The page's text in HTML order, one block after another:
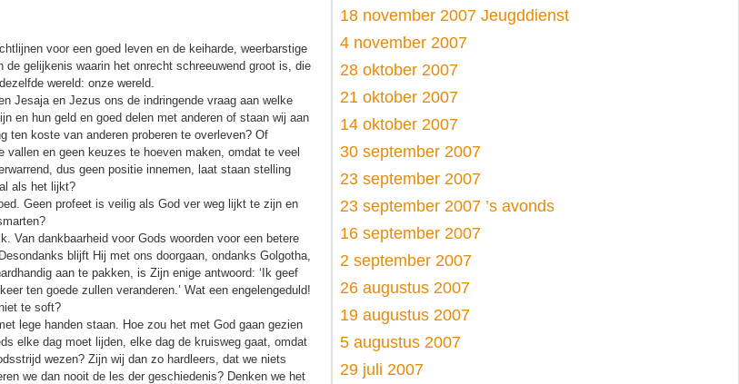
voor een goed leven en de keiharde, weerbarstige
gelijkenis waarin het onrecht schreeuwend groot is, die
wereld: onze wereld.
Jesaja en Jezus ons de indringende vraag aan welke
en hun geld en goed delen met anderen of staan wij aan
ten koste van anderen proberen te overleven? Of
en geen keuzes te hoeven maken, omdat te veel
dus geen positie innemen, laat staan stelling
als het lijkt?
Geen profeet is veilig als God ver weg lijkt te zijn en
Van dankbaarheid voor Gods woorden voor een betere
blijft Hij met ons doorgaan, ondanks Golgotha,
aan te pakken, is Zijn enige antwoord: ‘Ik geef
ten goede zullen veranderen.’ Wat een engelengeduld!
te soft?
lege handen staan. Hoe zou het met God gaan gezien
elke dag moet lijden, elke dag de kruisweg gaat, omdat
wezen? Zijn wij dan zo hardleers, dat we niets
we dan nooit de les der geschiedenis? Denken we het
18 november 2007 Jeugddienst
4 november 2007
28 oktober 2007
21 oktober 2007
14 oktober 2007
30 september 2007
23 september 2007
23 september 2007 ’s avonds
16 september 2007
2 september 2007
26 augustus 2007
19 augustus 2007
5 augustus 2007
29 juli 2007